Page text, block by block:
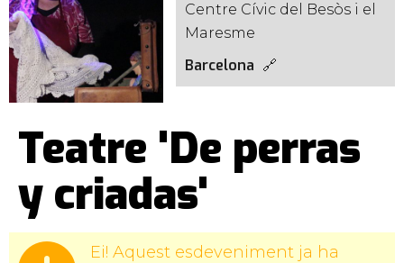
Centre Cívic del Besòs i el
Maresme
Barcelona
Teatre 'De perras
y criadas'
Ei! Aquest esdeveniment ja ha